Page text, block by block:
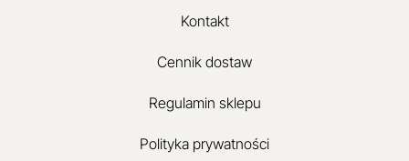
Kontakt
Cennik dostaw
Regulamin sklepu
Polityka prywatności